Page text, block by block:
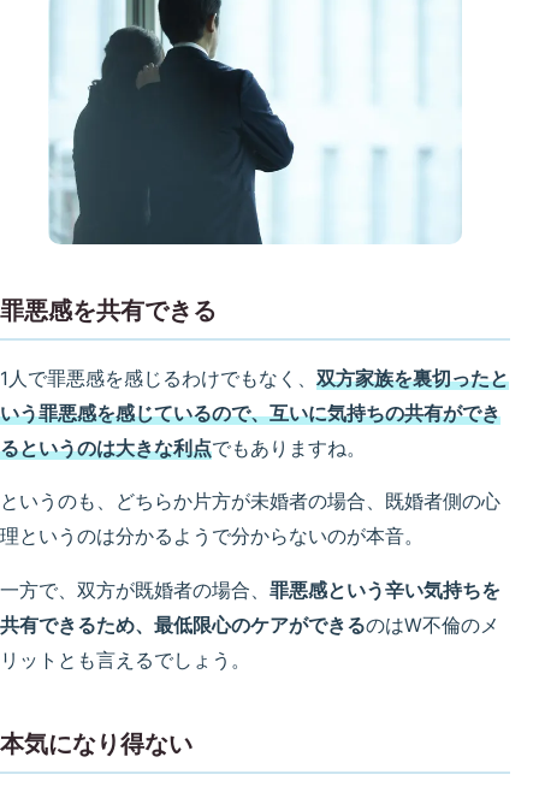
罪悪感を共有できる
1人で罪悪感を感じるわけでもなく、 双方家族を裏切ったと
いう罪悪感を感じているので、互いに気持ちの共有ができ
るというのは大きな利点でもありますね。
というのも、どちらか片方が未婚者の場合、既婚者側の心
理というのは分かるようで分からないのが本音。
一方で、双方が既婚者の場合、 罪悪感という辛い気持ちを
共有できるため、最低限心のケアができるのはW不倫のメ
リットとも言えるでしょう。
本気になり得ない